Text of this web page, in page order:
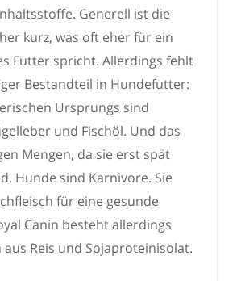
Generell ist die
kurz, was oft eher für ein
Futter spricht. Allerdings fehlt
Bestandteil in Hundefutter:
Ursprungs sind
und Fischöl. Und das
Mengen, da sie erst spät
Hunde sind Karnivore. Sie
für eine gesunde
Canin besteht allerdings
Reis und Sojaproteinisolat.